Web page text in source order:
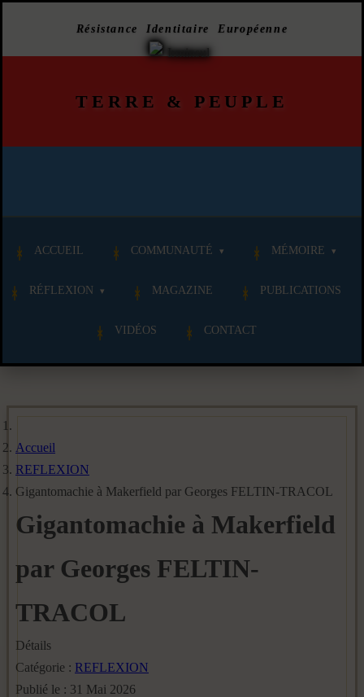
Résistance Identitaire Européenne
TERRE & PEUPLE
ACCUEIL COMMUNAUTÉ MÉMOIRE
RÉFLEXION MAGAZINE PUBLICATIONS
VIDÉOS CONTACT
Accueil
REFLEXION
Gigantomachie à Makerfield par Georges FELTIN-TRACOL
Gigantomachie à Makerfield
par Georges FELTIN-
TRACOL
Détails
Catégorie : REFLEXION
Publié le : 31 Mai 2026